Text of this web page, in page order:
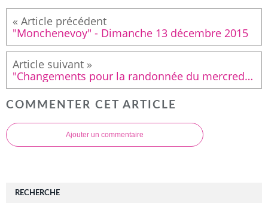
"Monchenevoy" - Dimanche 13 décembre 2015
"Changements pour la randonnée du mercredi 30 décembre 2015"
COMMENTER CET ARTICLE
Ajouter un commentaire
RECHERCHE